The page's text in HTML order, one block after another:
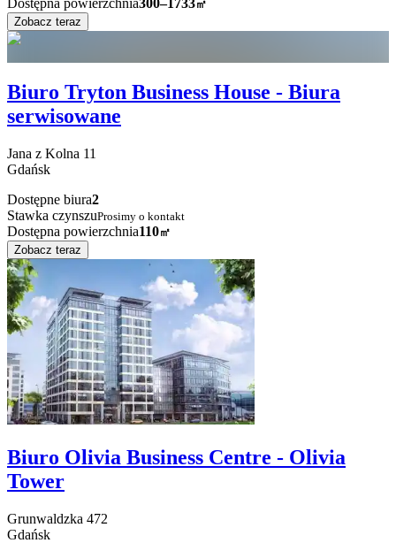
㎡
Zobacz teraz
Biuro Tryton Business House - Biura
serwisowane
Jana z Kolna 11
Gdańsk
Dostępne biura2
Stawka czynszuProsimy o kontakt
Dostępna powierzchnia110㎡
Zobacz teraz
Biuro Olivia Business Centre - Olivia
Tower
Grunwaldzka 472
Gdańsk